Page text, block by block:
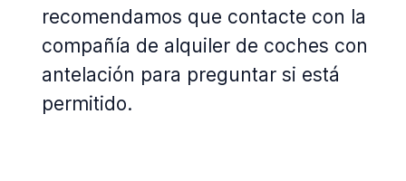
recomendamos que contacte con la
compañía de alquiler de coches con
antelación para preguntar si está
permitido.